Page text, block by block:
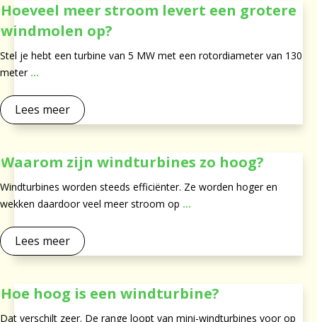
Hoeveel meer stroom levert een grotere
windmolen op?
Stel je hebt een turbine van 5 MW met een rotordiameter van 130
meter ...
Lees meer
Waarom zijn windturbines zo hoog?
Windturbines worden steeds efficiënter. Ze worden hoger en
wekken daardoor veel meer stroom op ...
Lees meer
Hoe hoog is een windturbine?
Dat verschilt zeer. De range loopt van mini-windturbines voor op